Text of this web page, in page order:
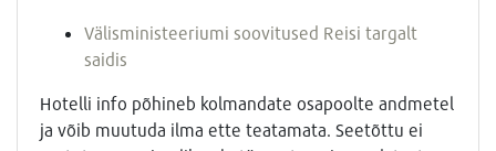
Välisministeeriumi soovitused Reisi targalt
saidis
Hotelli info põhineb kolmandate osapoolte andmetel
ja võib muutuda ilma ette teatamata. Seetõttu ei